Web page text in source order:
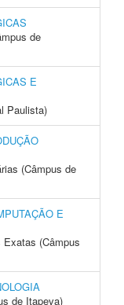
de
E
Paulista)
(Câmpus de
E
(Câmpus
de Itapeva)